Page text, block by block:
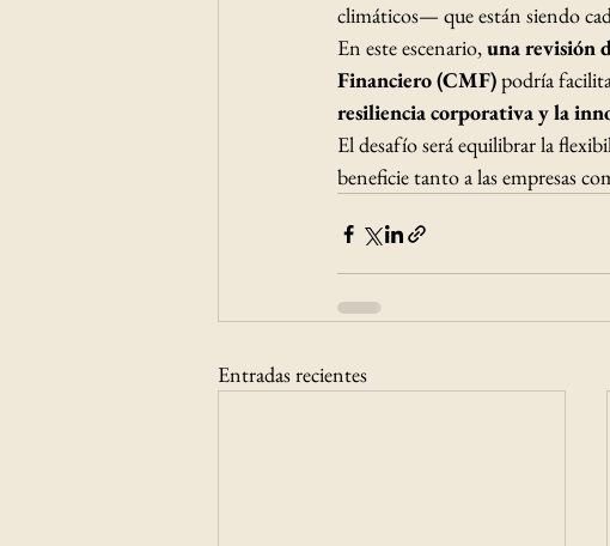
climáticos— que están siendo
En este escenario, una revisión
Financiero (CMF) podría
resiliencia corporativa y la
El desafío será equilibrar la
beneficie tanto a las empresas
Entradas recientes